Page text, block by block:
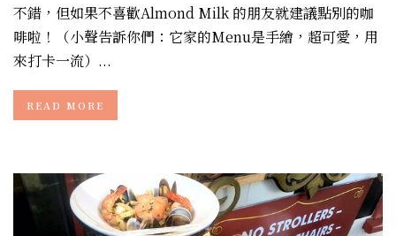
不錯，但如果不喜歡Almond Milk 的朋友就建議點別的咖
啡啦！（小聲告訴你們：它家的Menu是手繪，超可愛，用
來打卡一流）...
READ MORE